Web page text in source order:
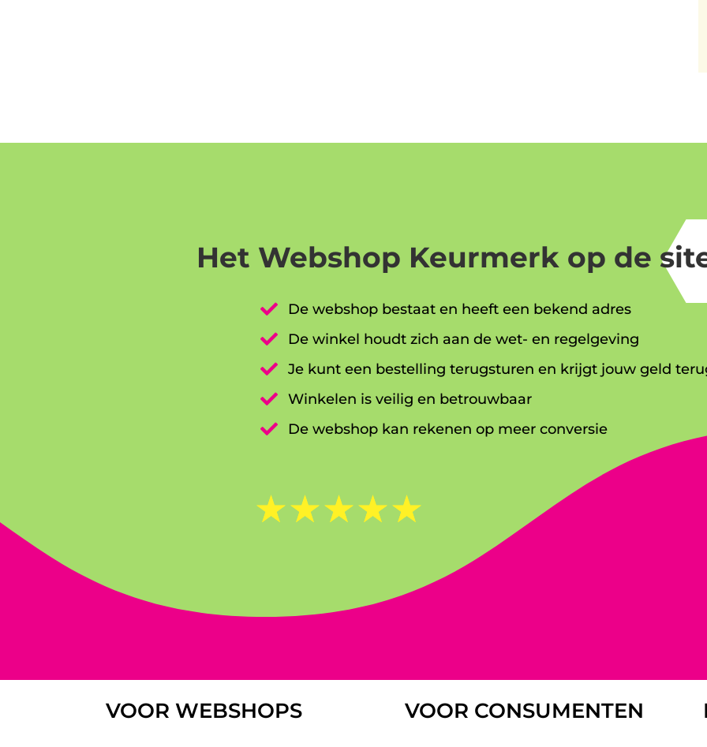
Het Webshop Keurmerk op de

De webshop bestaat en heeft een bekend adres

De winkel houdt zich aan de wet- en regelgeving
 Je kunt een bestelling terugsturen en krijgt jouw geld
 Winkelen is veilig en betrouwbaar

De webshop kan rekenen op meer conversie
☆☆☆☆☆
VOOR WEBSHOPS VOOR CONSUMENTEN